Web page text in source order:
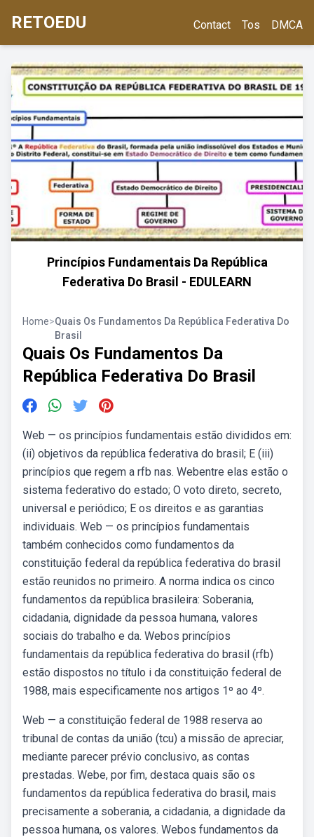
RETOEDU Contact Tos DMCA
Princípios Fundamentais Da República
Federativa Do Brasil - EDULEARN
Home>Quais Os Fundamentos Da República Federativa Do
Brasil
Quais Os Fundamentos Da
República Federativa Do Brasil
Web — os princípios fundamentais estão divididos em:
(ii) objetivos da república federativa do brasil; E (iii)
princípios que regem a rfb nas. Webentre elas estão o
sistema federativo do estado; O voto direto, secreto,
universal e periódico; E os direitos e as garantias
individuais. Web — os princípios fundamentais
também conhecidos como fundamentos da
constituição federal da república federativa do brasil
estão reunidos no primeiro. A norma indica os cinco
fundamentos da república brasileira: Soberania,
cidadania, dignidade da pessoa humana, valores
sociais do trabalho e da. Webos princípios
fundamentais da república federativa do brasil (rfb)
estão dispostos no título i da constituição federal de
1988, mais especificamente nos artigos 1º ao 4º.
Web — a constituição federal de 1988 reserva ao
tribunal de contas da união (tcu) a missão de apreciar,
mediante parecer prévio conclusivo, as contas
prestadas. Webe, por fim, destaca quais são os
fundamentos da república federativa do brasil, mais
precisamente a soberania, a cidadania, a dignidade da
pessoa humana, os valores. Webos fundamentos da